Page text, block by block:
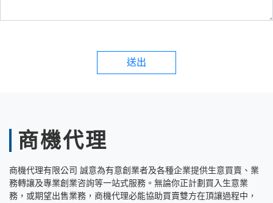
送出
商機代理
商機代理有限公司 誠意為有意創業者及各種企業提供生意買賣、業
務轉讓及專業創業咨詢等一站式服務。無論你正計劃買入生意業
務，或期望出售業務，商機代理必能協助買賣雙方在頂讓過程中，